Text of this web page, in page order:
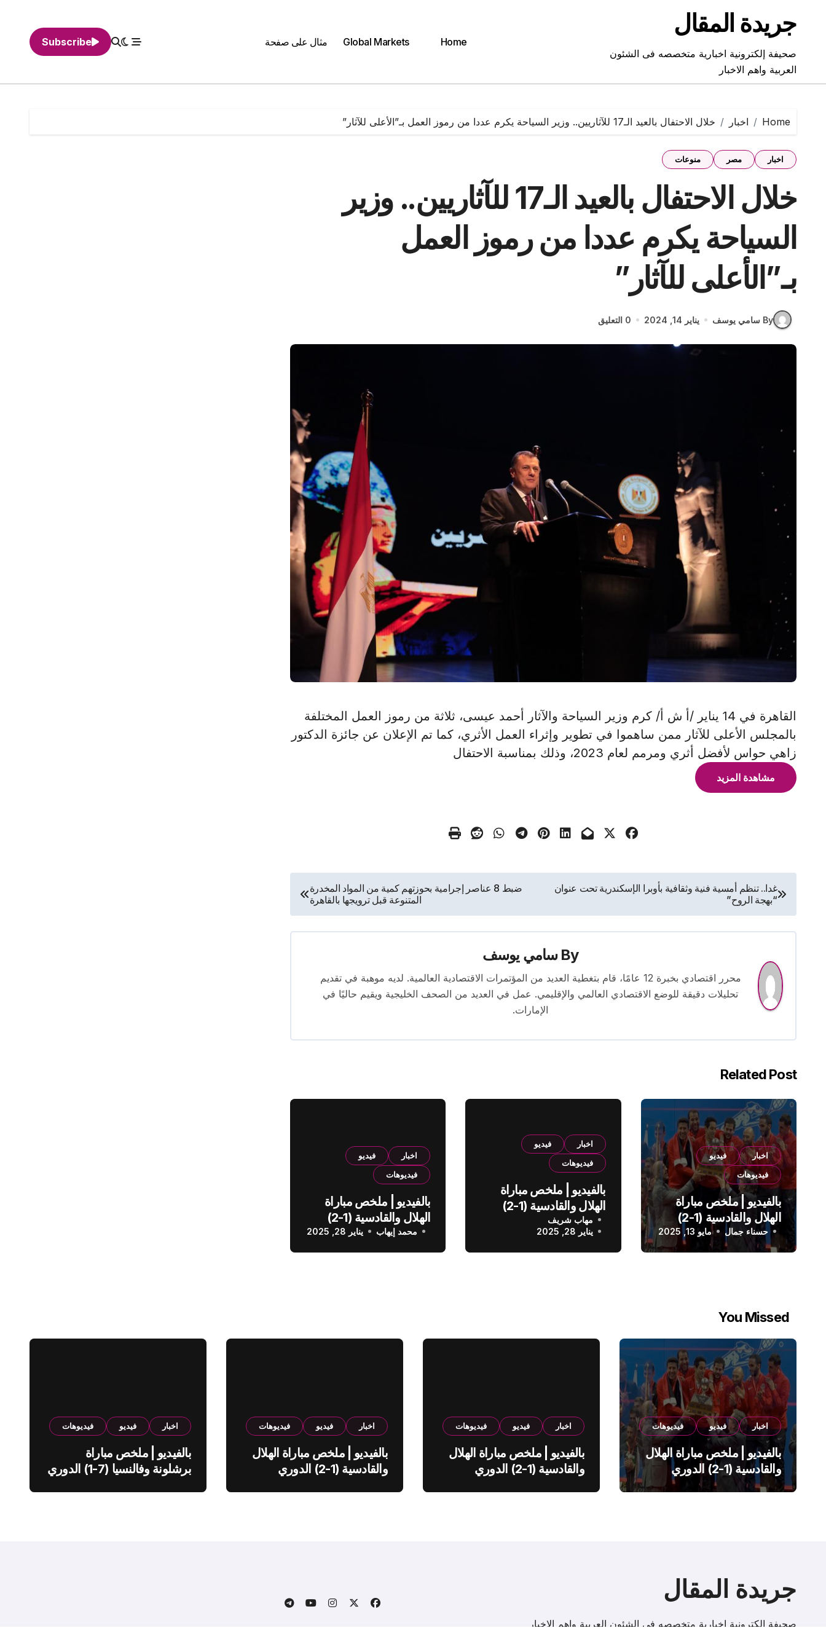
contentجريدة المقال
صحيفة إلكترونية اخبارية متخصصه فى الشئون
العربية واهم الاخبار
Home
Global Markets مثال على صفحة Subscribe
Home اخبار خلال الاحتفال بالعيد الـ17 للآثاريين.. وزير السياحة يكرم عددا من رموز العمل بـ”الأعلى للآثار”
اخبار مصر منوعات
خلال الاحتفال بالعيد الـ17 للآثاريين.. وزير
السياحة يكرم عددا من رموز العمل
بـ”الأعلى للآثار”
By سامي يوسف يناير 14, 2024 0 التعليق
القاهرة في 14 يناير /أ ش أ/ كرم وزير السياحة والآثار أحمد عيسى، ثلاثة من رموز العمل المختلفة
بالمجلس الأعلى للآثار ممن ساهموا في تطوير وإثراء العمل الأثري، كما تم الإعلان عن جائزة الدكتور
زاهي حواس لأفضل أثري ومرمم لعام 2023، وذلك بمناسبة الاحتفال
مشاهدة المزيد
تصفّح
المقالات
غدا.. تنظم أمسية فنية وثقافية بأوبرا الإسكندرية تحت عنوان
“بهجة الروح”
ضبط 8 عناصر إجرامية بحوزتهم كمية من المواد المخدرة
المتنوعة قبل ترويجها بالقاهرة
By سامي يوسف
محرر اقتصادي بخبرة 12 عامًا، قام بتغطية العديد من المؤتمرات الاقتصادية العالمية. لديه موهبة في تقديم
تحليلات دقيقة للوضع الاقتصادي العالمي والإقليمي. عمل في العديد من الصحف الخليجية ويقيم حاليًا في
الإمارات.
Related Post
اخبار
فيديو
فيديوهات
بالفيديو | ملخص مباراة
الهلال والقادسية (1-2)
الدوري السعودي
حسناء جمال مايو 13, 2025
اخبار
فيديو
فيديوهات
بالفيديو | ملخص مباراة
الهلال والقادسية (1-2)
الدوري السعودي
مهاب شريف
يناير 28, 2025
اخبار
فيديو
فيديوهات
بالفيديو | ملخص مباراة
الهلال والقادسية (1-2)
الدوري السعودي
محمد إيهاب يناير 28, 2025
You Missed
اخبار فيديو فيديوهات
بالفيديو | ملخص مباراة الهلال
والقادسية (1-2) الدوري
السعودي
اخبار فيديو فيديوهات
بالفيديو | ملخص مباراة الهلال
والقادسية (1-2) الدوري
اخبار فيديو فيديوهات
بالفيديو | ملخص مباراة الهلال
والقادسية (1-2) الدوري
اخبار فيديو فيديوهات
بالفيديو | ملخص مباراة
برشلونة وفالنسيا (7-1) الدوري
جريدة المقال
صحيفة إلكترونية اخبارية متخصصه فى الشئون العربية واهم الاخبار